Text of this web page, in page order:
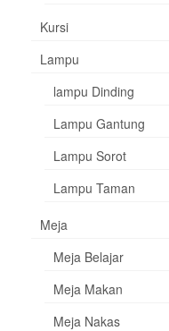
Kursi
Lampu
lampu Dinding
Lampu Gantung
Lampu Sorot
Lampu Taman
Meja
Meja Belajar
Meja Makan
Meja Nakas